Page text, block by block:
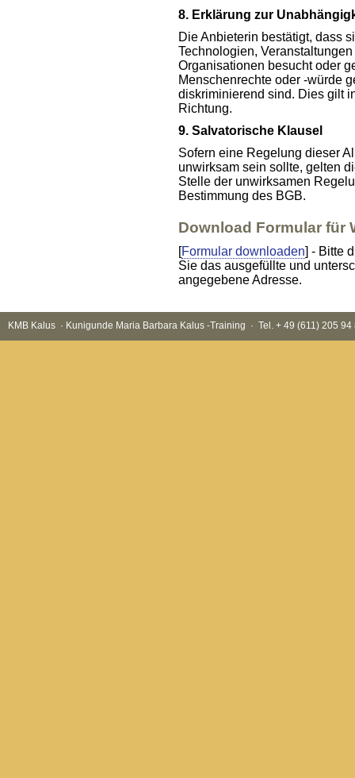
8. Erklärung zur
Die Anbieterin bestätigt, dass
Technologien,
Organisationen besucht oder
Menschenrechte oder -würde
diskriminierend sind. Dies gilt
Richtung.
9. Salvatorische Klausel
Sofern eine Regelung dieser
unwirksam sein sollte, gelten
Stelle der unwirksamen
Bestimmung des BGB.
Download Formular für
[Formular downloaden] - Bitte
Sie das ausgefüllte und
angegebene Adresse.
KMB Kalus · Kunigunde Maria Barbara Kalus -Training · Tel. + 49 (611) 205